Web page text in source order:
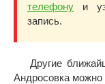
телефону и
запись.
Другие
Андросовка можно